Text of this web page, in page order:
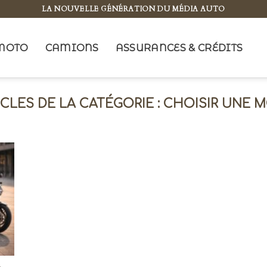
LA NOUVELLE GÉNÉRATION DU MÉDIA AUTO
CAMIONS ASSURANCES & CRÉDITS
CHOISIR UNE